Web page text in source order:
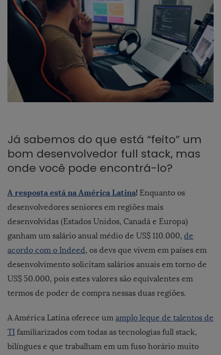
Já sabemos do que está “feito” um
bom desenvolvedor full stack, mas
onde você pode encontrá-lo?
A resposta está na América Latina! Enquanto os
desenvolvedores seniores em regiões mais
desenvolvidas (Estados Unidos, Canadá e Europa)
ganham um salário anual médio de US$ 110.000, de
acordo com o Indeed, os devs que vivem em países em
desenvolvimento solicitam salários anuais em torno de
US$ 50.000, pois estes valores são equivalentes em
termos de poder de compra nessas duas regiões.
A América Latina oferece um amplo leque de talentos de
TI familiarizados com todas as tecnologias full stack,
bilíngues e que trabalham em um fuso horário muito